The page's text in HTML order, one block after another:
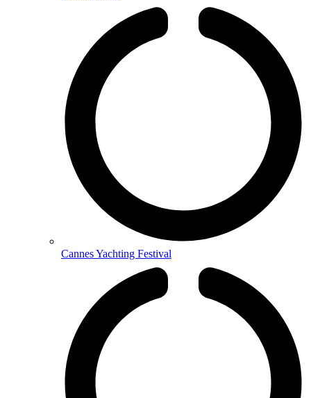
Cannes Yachting Festival